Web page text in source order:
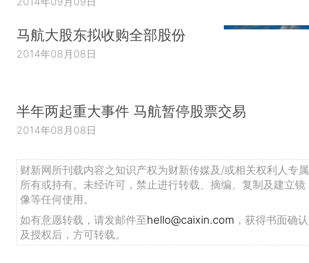
马航大股东拟收购全部股份
2014年08月08日
半年两起重大事件 马航暂停股票交易
2014年08月08日
财新网所刊载内容之知识产权为财新传媒及/或相关权利人专属
所有或持有。未经许可，禁止进行转载、摘编、复制及建立镜
像等任何使用。
如有意愿转载，请发邮件至hello@caixin.com ，获得书面确认
及授权后，方可转载。